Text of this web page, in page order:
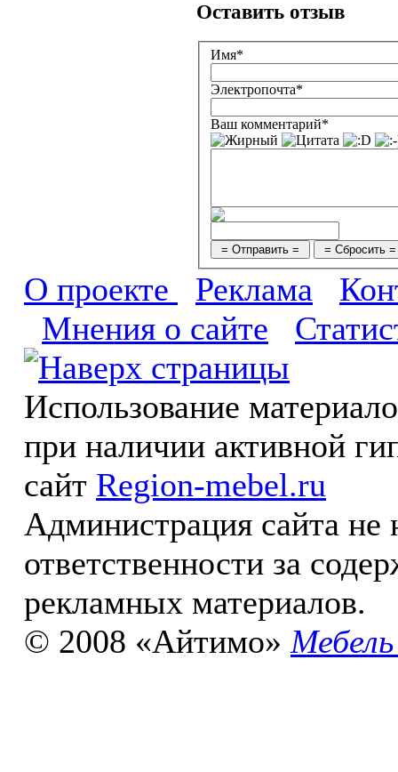
Оставить отзыв
Имя*
Электропочта*
Ваш комментарий*
О проекте Реклама
Мнения о сайте
Использование
при наличии активной
сайт Region-mebel.ru
Администрация сайта не
ответственности за
рекламных материалов.
© 2008 «Айтимо»